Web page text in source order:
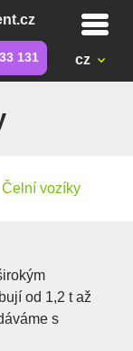
131 cz
Čelní vozíky
od 1,2 t až
s